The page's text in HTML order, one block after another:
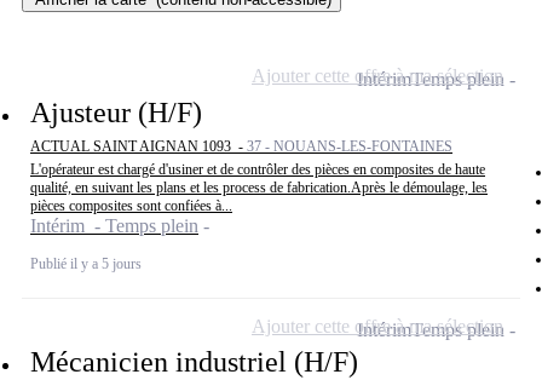
Ajusteur (H/F)
ACTUAL SAINT AIGNAN 1093 - 37 - NOUANS-LES-FONTAINES
L'opérateur est chargé d'usiner et de contrôler des pièces en composites de haute
qualité, en suivant les plans et les process de fabrication.Après le démoulage, les
pièces composites sont confiées à...
Intérim - Temps plein
Publié il y a 5 jours
IntérimTemps plein
Ajouter cette offre à ma sélection
Mécanicien industriel (H/F)
IntérimTemps plein
Ajouter cette offre à ma sélection